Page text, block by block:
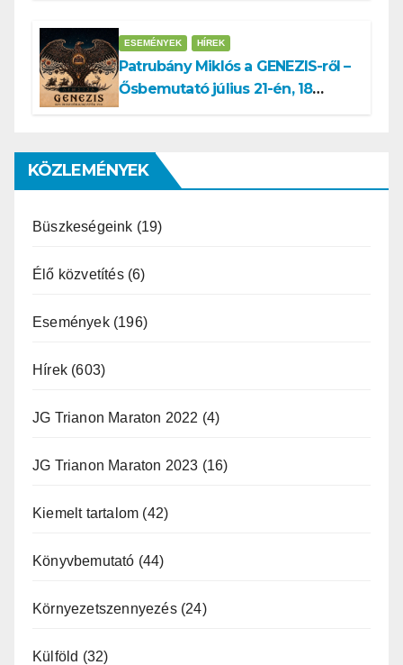
támadás
ESEMÉNYEK HÍREK
Patrubány Miklós a GENEZIS-ről –
Ősbemutató július 21-én, 18
KÖZLEMÉNYEK
Büszkeségeink (19)
Élő közvetítés(6)
Események(196)
Hírek (603)
JG Trianon Maraton 2022 (4)
JG Trianon Maraton 2023 (16)
Kiemelt tartalom (42)
Könyvbemutató (44)
Környezetszennyezés(24)
Külföld (32)